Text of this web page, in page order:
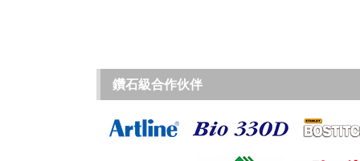
鑽石級合作伙伴